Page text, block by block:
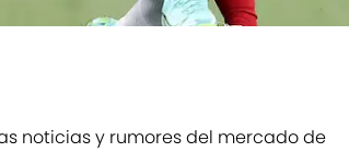
noticias y rumores del mercado de